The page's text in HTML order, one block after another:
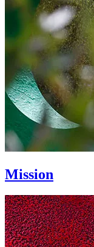
Mission